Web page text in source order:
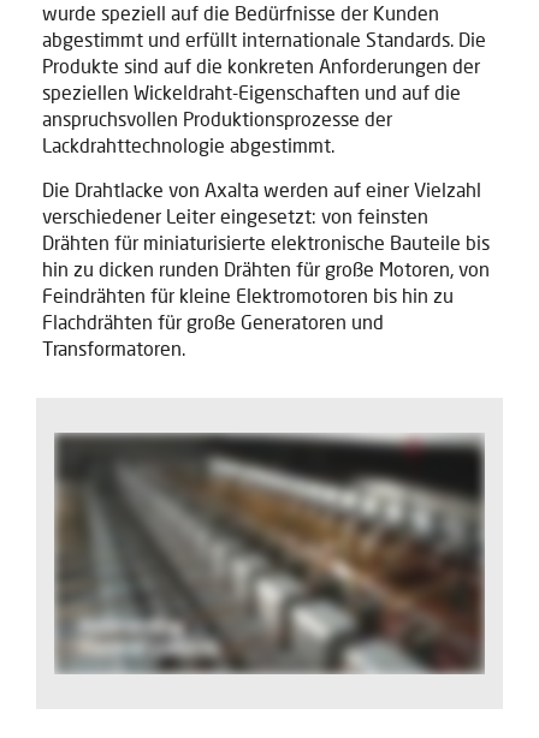
wurde speziell auf die Bedürfnisse der Kunden
abgestimmt und erfüllt internationale Standards. Die
Produkte sind auf die konkreten Anforderungen der
speziellen Wickeldraht-Eigenschaften und auf die
anspruchsvollen Produktionsprozesse der
Lackdrahttechnologie abgestimmt.
Die Drahtlacke von Axalta werden auf einer Vielzahl
verschiedener Leiter eingesetzt: von feinsten
Drähten für miniaturisierte elektronische Bauteile bis
hin zu dicken runden Drähten für große Motoren, von
Feindrähten für kleine Elektromotoren bis hin zu
Flachdrähten für große Generatoren und
Transformatoren.